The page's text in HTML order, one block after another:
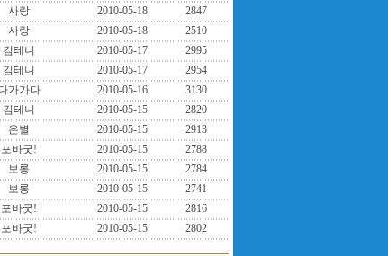
사랑 2010-05-18
2847
사랑 2010-05-18
2510
김테니 2010-05-17
2995
김테니 2010-05-17
2954
가가다 2010-05-16
3130
김테니 2010-05-15
2820
은별 2010-05-15
2913
포바굿! 2010-05-15
2788
보롱 2010-05-15
2784
보롱 2010-05-15
2741
포바굿! 2010-05-15
2816
포바굿! 2010-05-15 2802